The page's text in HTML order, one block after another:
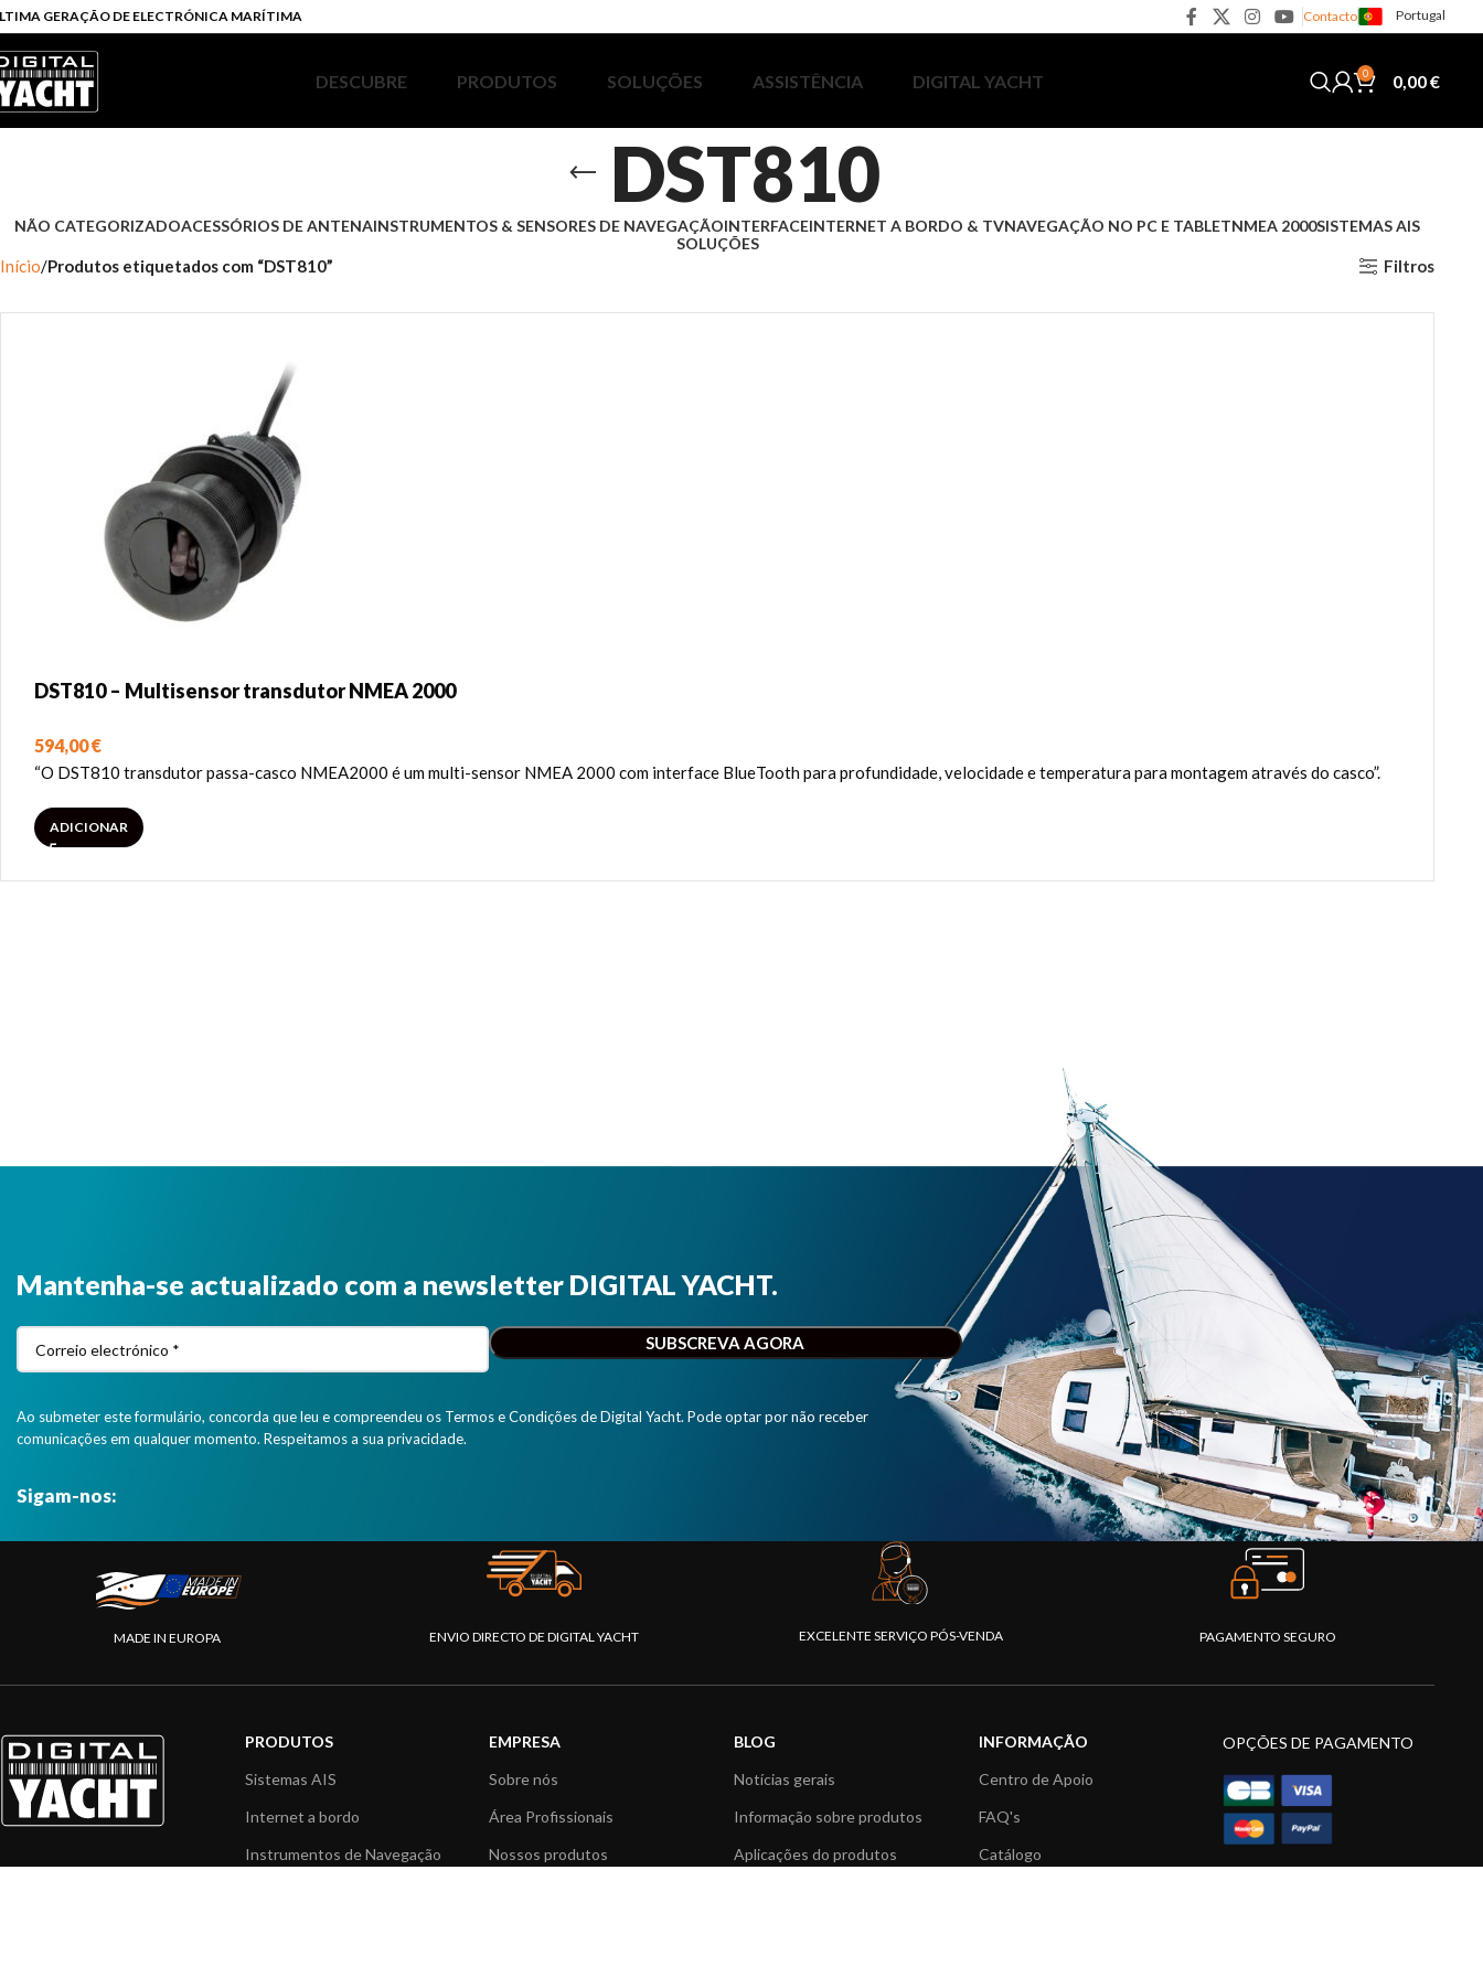
GERAÇÃO DE ELECTRÓNICA MARÍTIMA Contacto Portugal
DESCUBRE PRODUTOS SOLUÇÕES ASSISTÊNCIA DIGITAL YACHT 0 0,00€
DST810
NÃO CATEGORIZADOACESSÓRIOS DE ANTENAINSTRUMENTOS & SENSORES DE NAVEGAÇÃOINTERFACEINTERNET A BORDO & TVNAVEGAÇÃO NO PC E TABLETNMEA 2000SISTEMAS AIS
SOLUÇÕES
Início Produtos etiquetados com “DST810” Filtros
DST810 – Multisensor transdutor NMEA 2000
594,00€
“O DST810 transdutor passa-casco NMEA2000 é um multi-sensor NMEA 2000 com interface BlueTooth para profundidade, velocidade e temperatura para montagem através do casco”.
ADICIONAR
Mantenha-se actualizado com a newsletter DIGITAL YACHT.
Ao submeter este formulário, concorda que leu e compreendeu os Termos e Condições de Digital Yacht. Pode optar por não receber
comunicações em qualquer momento. Respeitamos a sua privacidade.
Sigam-nos:
MADE IN EUROPA ENVIO DIRECTO DE DIGITAL YACHT EXCELENTE SERVIÇO PÓS-VENDA PAGAMENTO SEGURO
PRODUTOS
Sistemas AIS
Internet a bordo
Instrumentos de Navegação
EMPRESA
Sobre nós
Área Profissionais
Nossos produtos
BLOG
Notícias gerais
Informação sobre produtos
Aplicações do produtos
INFORMAÇÃO
Centro de Apoio
FAQ's
Catálogo
OPÇÕES DE PAGAMENTO